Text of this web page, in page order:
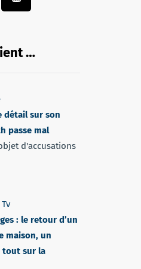
…
détail sur son
passe mal
d'accusations
: le retour d’un
maison, un
tout sur la